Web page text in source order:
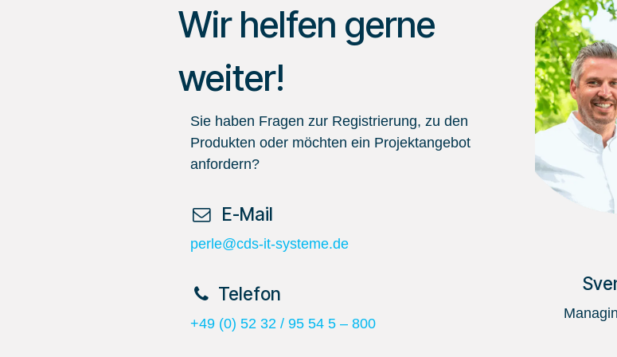
Wir helfen gerne
weiter!
Sie haben Fragen zur Registrierung, zu den
Produkten oder möchten ein Projektangebot
anfordern?
​ E-Mail
perle@cds-it-systeme.de
​Telefon
+49 (0) 52 32 / 95 54 5 – 800